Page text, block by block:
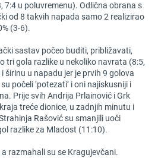
7:4 u poluvremenu). Odlična obrana s
od 8 takvih napada samo 2 realizirao
(3-6).
sastav počeo buditi, približavati,
tri gola razlike u nekoliko navrata (8:5,
širinu u napadu jer je prvih 9 golova
počeli ‘potezati’ i oni najiskusniji i
Prije svih Andrija Prlainović i Grk
treće dionice, u zadnjih minutu i
Rašović su smanjili uoči
razlike za Mladost (11:10).
razmahali su se Kragujevčani.